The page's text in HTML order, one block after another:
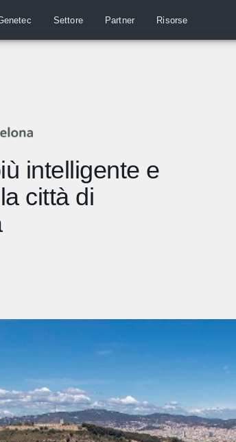
Settore Partner Risorse
intelligente e
città di